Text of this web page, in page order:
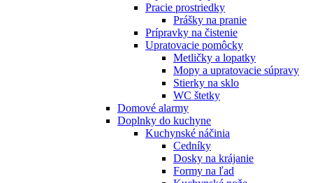
Pracie prostriedky
Prášky na pranie
Prípravky na čistenie
Upratovacie pomôcky
Metličky a lopatky
Mopy a upratovacie súpravy
Stierky na sklo
WC štetky
Domové alarmy
Doplnky do kuchyne
Kuchynské náčinia
Cedníky
Dosky na krájanie
Formy na ľad